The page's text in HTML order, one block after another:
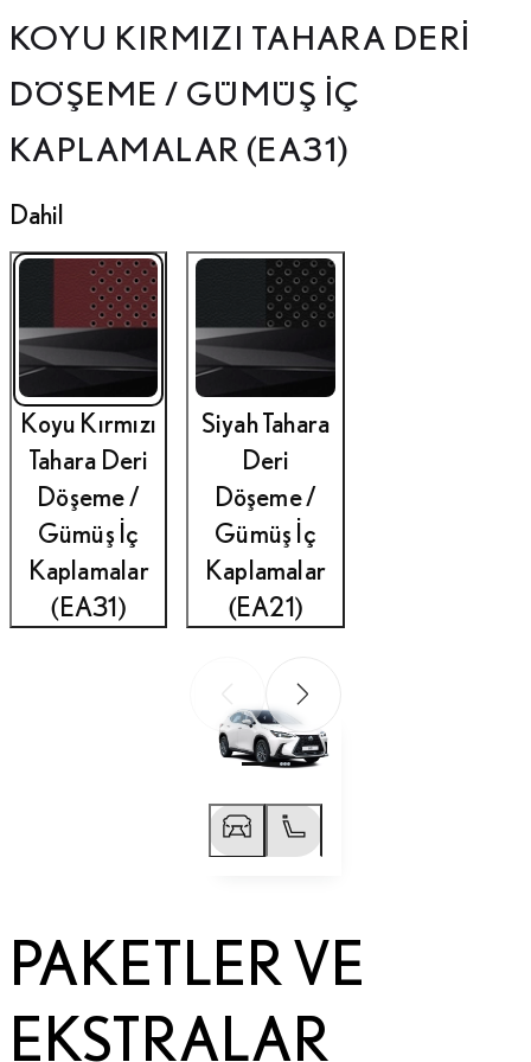
KOYU KIRMIZI TAHARA DERI
DÖŞEME / GÜMÜŞ İÇ
KAPLAMALAR (EA31)
Dahil
Koyu Kırmızı
Tahara Deri
Döşeme /
Gümüş İç
Kaplamalar
(EA31)
Siyah Tahara
Deri
Döşeme /
Gümüş İç
Kaplamalar
(EA21)
Önceki Sonraki
Önceki
PAKETLER VE
EKSTRALAR